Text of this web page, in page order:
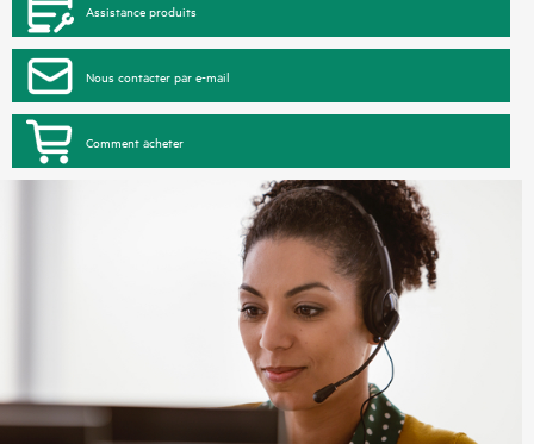
Assistance produits
Nous contacter par e-mail
Comment acheter